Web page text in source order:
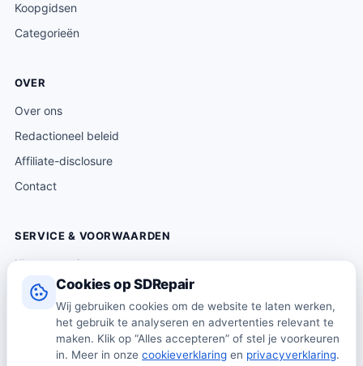
Cookies op SDRepair
Wij gebruiken cookies om de website te laten werken,
het gebruik te analyseren en advertenties relevant te
maken. Klik op “Alles accepteren” of stel je voorkeuren
in. Meer in onze cookieverklaring en privacyverklaring.
Koopgidsen
Categorieën
OVER
Over ons
Redactioneel beleid
Affiliate-disclosure
Contact
SERVICE & VOORWAARDEN
Klantenservice
Verzending & levering
Retourneren
Algemene voorwaarden